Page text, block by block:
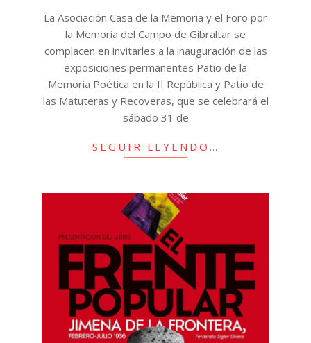
La Asociación Casa de la Memoria y el Foro por
la Memoria del Campo de Gibraltar se
complacen en invitarles a la inauguración de las
exposiciones permanentes Patio de la
Memoria Poética en la II República y Patio de
las Matuteras y Recoveras, que se celebrará el
sábado 31 de
SEGUIR LEYENDO…